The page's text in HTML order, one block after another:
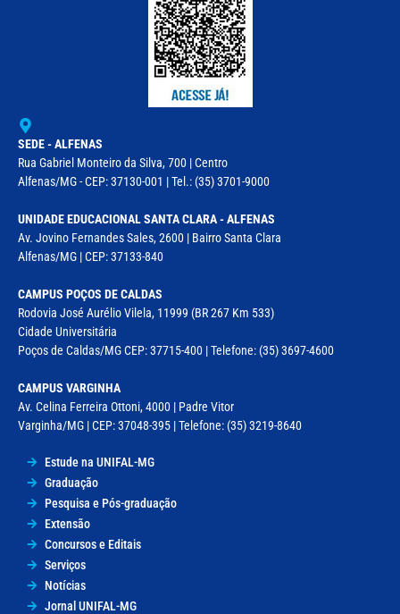
SEDE - ALFENAS
Rua Gabriel Monteiro da Silva, 700 | Centro
Alfenas/MG - CEP: 37130-001 | Tel.: (35) 3701-9000
UNIDADE EDUCACIONAL SANTA CLARA - ALFENAS
Av. Jovino Fernandes Sales, 2600 | Bairro Santa Clara
Alfenas/MG | CEP: 37133-840
CAMPUS POÇOS DE CALDAS
Rodovia José Aurélio Vilela, 11999 (BR 267 Km 533)
Cidade Universitária
Poços de Caldas/MG CEP: 37715-400 | Telefone: (35) 3697-4600
CAMPUS VARGINHA
Av. Celina Ferreira Ottoni, 4000 | Padre Vitor
Varginha/MG | CEP: 37048-395 | Telefone: (35) 3219-8640
Estude na UNIFAL-MG
Graduação
Pesquisa e Pós-graduação
Extensão
Concursos e Editais
Serviços
Notícias
Jornal UNIFAL-MG